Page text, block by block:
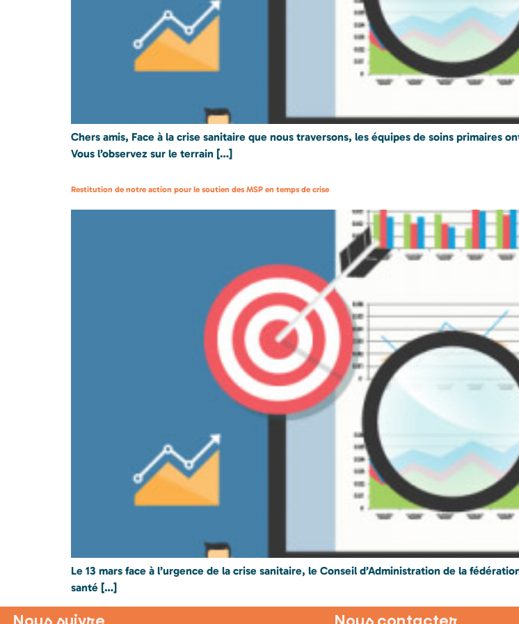
Chers amis, Face à la crise sanitaire que nous traversons, les équipes de soins
Vous l’observez sur le terrain […]
Restitution de notre action pour le soutien des MSP en temps de crise
Le 13 mars face à l’urgence de la crise sanitaire, le Conseil d’Administration de la
santé […]